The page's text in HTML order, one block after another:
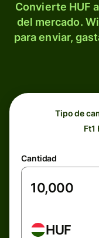
Convierte HUF
del mercado.
para enviar,
Tipo de
Ft1
Cantidad
HUF